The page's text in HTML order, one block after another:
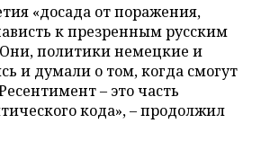
«досада от поражения,
к презренным русским
политики немецкие и
и думали о том, когда смогут
– это часть
кода», – продолжил